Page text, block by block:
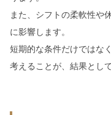
また、シフトの柔軟性や
に影響します。
短期的な条件だけではな
考えることが、結果とし